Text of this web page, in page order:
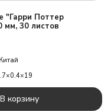
"Гарри Поттер
мм, 30 листов
Китай
В корзину